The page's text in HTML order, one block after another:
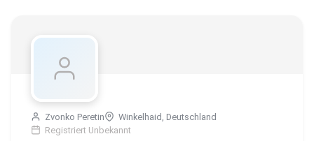
Zvonko Peretin
Winkelhaid, Deutschland
Registriert Unbekannt